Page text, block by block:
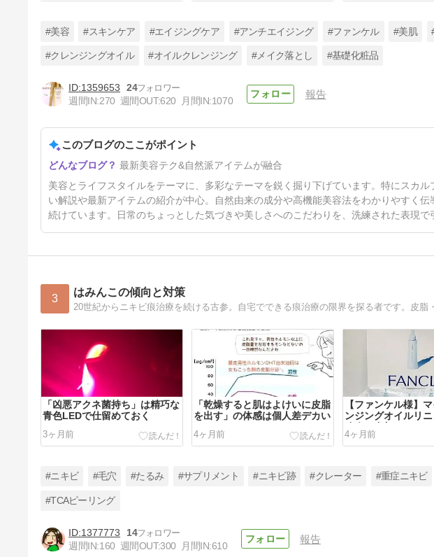
◆アロマティカの頭皮ケアルー
ティン♡【ローズマリースカル
#美容 #スキンケア #エイジングケア #アンチエイジング #ファンケル #美肌
#クレンジングオイル #オイルクレンジング #メイク落とし #基礎化粧品
1359653
24
週間IN:270 週間OUT:620 月間IN:1070
報告
このブログのここがポイント
最新美容テク&自然派アイテムが融合
美容とライフスタイルをテーマに、多彩なテーマを鋭く掘り下げています。特にスカ
い解説や最新アイテムの紹介が中心。自然由来の成分や高機能美容法をわかりやすく
続けています。日常のちょっとした気づきや美しさへのこだわりを、洗練された表現で
3 はみんこの傾向と対策
「凶悪アクネ菌持ち」は精巧な
青色LEDで仕留めておく
3ヶ月前
「乾燥すると肌はよけいに皮脂
を出す」の体感は個人差デカい
4ヶ月前
【ファンケル様】
ンジングオイルリ
強会に参加しました
4ヶ月前
【重症ニキビの黒幕】皮脂より
炎症
#ニキビ #毛穴 #たるみ #サプリメント #ニキビ跡 #クレーター #重症ニキビ
#TCAピーリング
1377773
14
週間IN:160 週間OUT:300 月間IN:610
報告